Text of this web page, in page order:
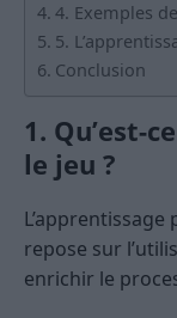
4. Exemples
5.
Conclusion
1. Qu’est-
le jeu ?
repose sur
enrichir le